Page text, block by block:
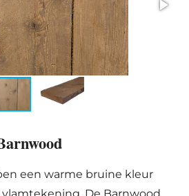
een warme bruine kleur